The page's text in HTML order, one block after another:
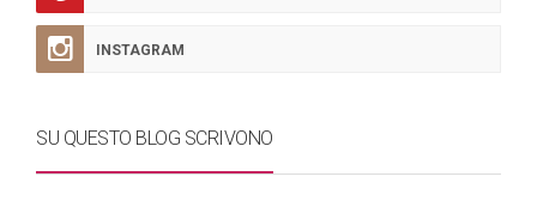
INSTAGRAM
SU QUESTO BLOG SCRIVONO